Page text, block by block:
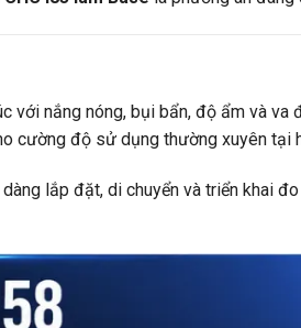
với nắng nóng, bụi bẩn, độ ẩm và va
cường độ sử dụng thường xuyên tại
lắp đặt, di chuyển và triển khai